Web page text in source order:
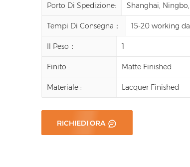
Porto Di Spedizione: Shanghai, Ningbo,
Tempi Di Consegna： 15-20 working
Il Peso： 1
Finito : Matte Finished
Materiale : Lacquer Finished
RICHIEDI ORA